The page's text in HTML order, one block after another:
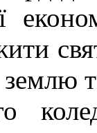
землю